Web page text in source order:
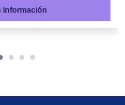
información